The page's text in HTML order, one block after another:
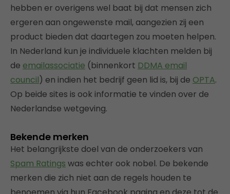
hebben er overigens wel baat bij dat mensen zich
ergeren aan ongewenste mail, aangezien zij een
product bieden dat daartegen zou moeten helpen.
In Nederland kun je individuele klachten melden bij
de emailassociatie (binnenkort DDMA email
council) en indien het bedrijf geen lid is, bij de OPTA.
Op beide sites is ook informatie te vinden over de
Nederlandse wetgeving.
Bekende merken
Het belangrijkste doel van de onderzoekers van
Spam Ratings was echter ook nobel. De bekende
merken die zich niet aan de regels houden te